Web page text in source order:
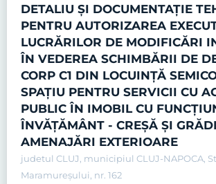
DETALIU ȘI DOCUMENTAȚIE
PENTRU AUTORIZAREA
LUCRĂRILOR DE MODIFICĂRI
ÎN VEDEREA SCHIMBĂRII DE
CORP C1 DIN LOCUINȚĂ
SPAȚIU PENTRU SERVICII CU
PUBLIC ÎN IMOBIL CU
ÎNVĂȚĂMÂNT - CREȘĂ ȘI
AMENAJĂRI EXTERIOARE
judetul CLUJ, municipiul CLUJ-NAPOCA,
Maramureșului, nr. 162